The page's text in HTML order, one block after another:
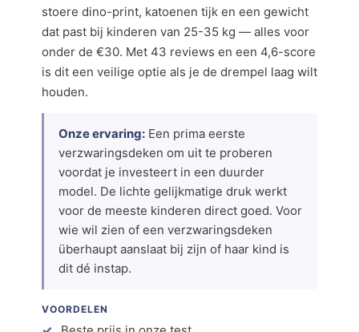
stoere dino-print, katoenen tijk en een gewicht
dat past bij kinderen van 25-35 kg — alles voor
onder de €30. Met 43 reviews en een 4,6-score
is dit een veilige optie als je de drempel laag wilt
houden.
Onze ervaring: Een prima eerste
verzwaringsdeken om uit te proberen
voordat je investeert in een duurder
model. De lichte gelijkmatige druk werkt
voor de meeste kinderen direct goed. Voor
wie wil zien of een verzwaringsdeken
überhaupt aanslaat bij zijn of haar kind is
dit dé instap.
VOORDELEN